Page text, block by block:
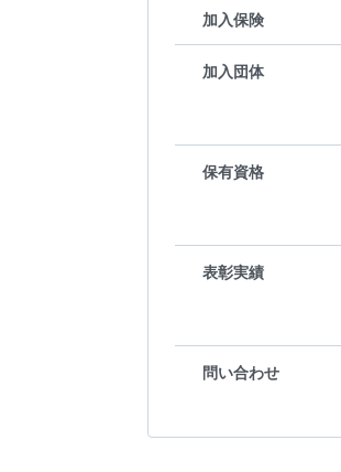
加入保険
加入団体
保有資格
表彰実績
問い合わせ